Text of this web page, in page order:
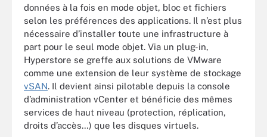
données à la fois en mode objet, bloc et fichiers
selon les préférences des applications. Il n’est plus
nécessaire d’installer toute une infrastructure à
part pour le seul mode objet. Via un plug-in,
Hyperstore se greffe aux solutions de VMware
comme une extension de leur système de stockage
vSAN. Il devient ainsi pilotable depuis la console
d’administration vCenter et bénéficie des mêmes
services de haut niveau (protection, réplication,
droits d’accès…) que les disques virtuels.